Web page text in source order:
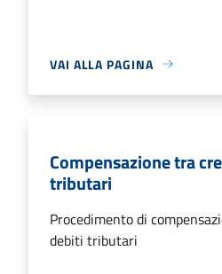
VAI ALLA PAGINA
Compensazione tra
tributari
Procedimento di
debiti tributari